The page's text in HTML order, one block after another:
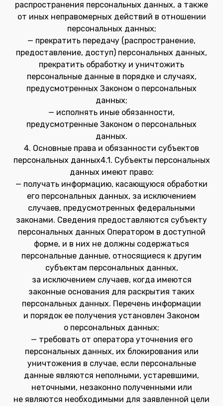
распространения персональных данных, а также
от иных неправомерных действий в отношении
персональных данных;
— прекратить передачу (распространение,
предоставление, доступ) персональных данных,
прекратить обработку и уничтожить
персональные данные в порядке и случаях,
предусмотренных Законом о персональных
данных;
— исполнять иные обязанности,
предусмотренные Законом о персональных
данных.
4. Основные права и обязанности субъектов
персональных данных4.1. Субъекты персональных
данных имеют право:
— получать информацию, касающуюся обработки
его персональных данных, за исключением
случаев, предусмотренных федеральными
законами. Сведения предоставляются субъекту
персональных данных Оператором в доступной
форме, и в них не должны содержаться
персональные данные, относящиеся к другим
субъектам персональных данных,
за исключением случаев, когда имеются
законные основания для раскрытия таких
персональных данных. Перечень информации
и порядок ее получения установлен Законом
о персональных данных;
— требовать от оператора уточнения его
персональных данных, их блокирования или
уничтожения в случае, если персональные
данные являются неполными, устаревшими,
неточными, незаконно полученными или
не являются необходимыми для заявленной цели